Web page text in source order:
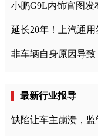
小鹏G9L内饰官图发
延长20年！上汽通
非车辆自身原因导
最新行业报导
缺陷让车主崩溃，